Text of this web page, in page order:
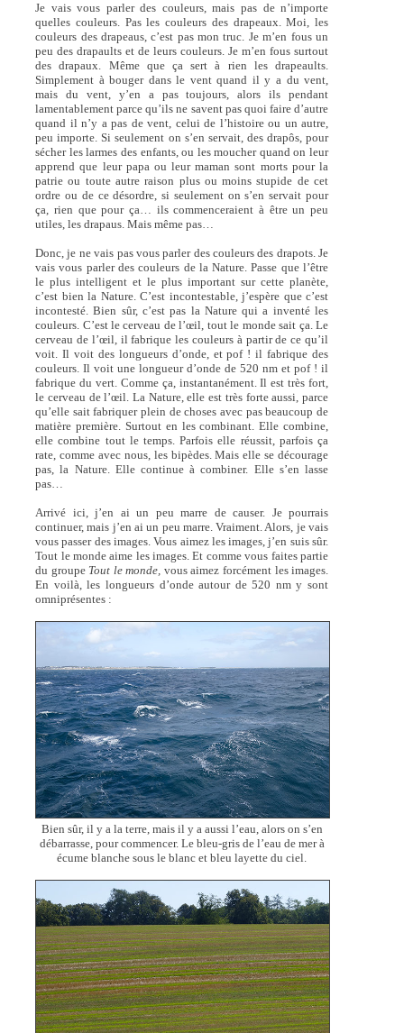
Je vais vous parler des couleurs, mais pas de n’importe
quelles couleurs. Pas les couleurs des drapeaux. Moi, les
couleurs des drapeaus, c’est pas mon truc. Je m’en fous un
peu des drapaults et de leurs couleurs. Je m’en fous surtout
des drapaux. Même que ça sert à rien les drapeaults.
Simplement à bouger dans le vent quand il y a du vent,
mais du vent, y’en a pas toujours, alors ils pendant
lamentablement parce qu’ils ne savent pas quoi faire d’autre
quand il n’y a pas de vent, celui de l’histoire ou un autre,
peu importe. Si seulement on s’en servait, des drapôs, pour
sécher les larmes des enfants, ou les moucher quand on leur
apprend que leur papa ou leur maman sont morts pour la
patrie ou toute autre raison plus ou moins stupide de cet
ordre ou de ce désordre, si seulement on s’en servait pour
ça, rien que pour ça… ils commenceraient à être un peu
utiles, les drapaus. Mais même pas…
Donc, je ne vais pas vous parler des couleurs des drapots. Je
vais vous parler des couleurs de la Nature. Passe que l’être
le plus intelligent et le plus important sur cette planète,
c’est bien la Nature. C’est incontestable, j’espère que c’est
incontesté. Bien sûr, c’est pas la Nature qui a inventé les
couleurs. C’est le cerveau de l’œil, tout le monde sait ça. Le
cerveau de l’œil, il fabrique les couleurs à partir de ce qu’il
voit. Il voit des longueurs d’onde, et pof ! il fabrique des
couleurs. Il voit une longueur d’onde de 520 nm et pof ! il
fabrique du vert. Comme ça, instantanément. Il est très fort,
le cerveau de l’œil. La Nature, elle est très forte aussi, parce
qu’elle sait fabriquer plein de choses avec pas beaucoup de
matière première. Surtout en les combinant. Elle combine,
elle combine tout le temps. Parfois elle réussit, parfois ça
rate, comme avec nous, les bipèdes. Mais elle se décourage
pas, la Nature. Elle continue à combiner. Elle s’en lasse
pas…
Arrivé ici, j’en ai un peu marre de causer. Je pourrais
continuer, mais j’en ai un peu marre. Vraiment. Alors, je vais
vous passer des images. Vous aimez les images, j’en suis sûr.
Tout le monde aime les images. Et comme vous faites partie
du groupe Tout le monde, vous aimez forcément les images.
En voilà, les longueurs d’onde autour de 520 nm y sont
omniprésentes :
Bien sûr, il y a la terre, mais il y a aussi l’eau, alors on s’en
débarrasse, pour commencer. Le bleu-gris de l’eau de mer à
écume blanche sous le blanc et bleu layette du ciel.